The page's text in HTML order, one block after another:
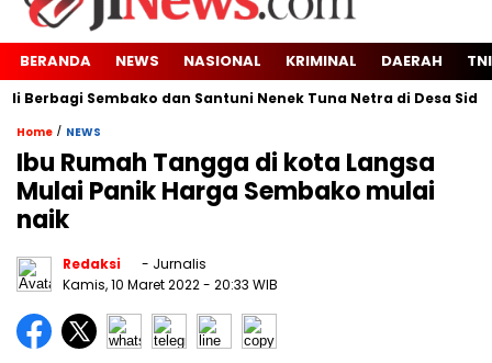
BERANDA NEWS NASIONAL KRIMINAL DAERAH
Sembako dan Santuni Nenek Tuna Netra di Desa Sidoko
Home / NEWS
Ibu Rumah Tangga di kota Langsa
Mulai Panik Harga Sembako mulai
naik
Redaksi
- Jurnalis
Kamis, 10 Maret 2022- 20:33 WIB